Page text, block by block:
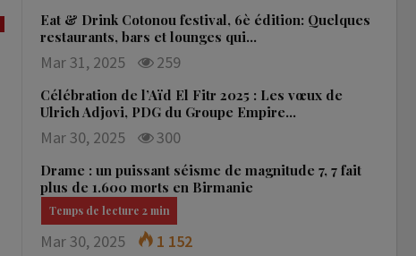
Eat & Drink Cotonou festival, 6è édition: Quelques
restaurants, bars et lounges qui…
Mar 31, 2025 259
Célébration de l’Aïd El Fitr 2025 : Les vœux de
Ulrich Adjovi, PDG du Groupe Empire…
Mar 30, 2025 300
Drame : un puissant séisme de magnitude 7, 7 fait
plus de 1.600 morts en Birmanie
Mar 30, 2025 1 152